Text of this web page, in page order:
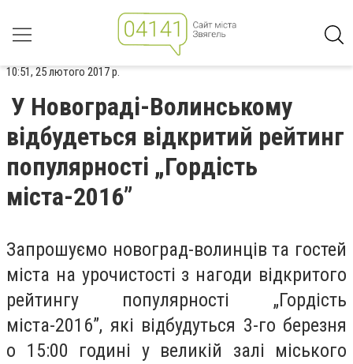
10:51, 25 лютого 2017 р.
У Новограді-Волинському
відбудеться відкритий рейтинг
популярності „Гордість
міста-2016”
Запрошуємо новоград-волинців та гостей
міста на урочистості з нагоди відкритого
рейтингу популярності „Гордість
міста-2016”, які відбудуться 3-го березня
о 15:00 годині у великій залі міського